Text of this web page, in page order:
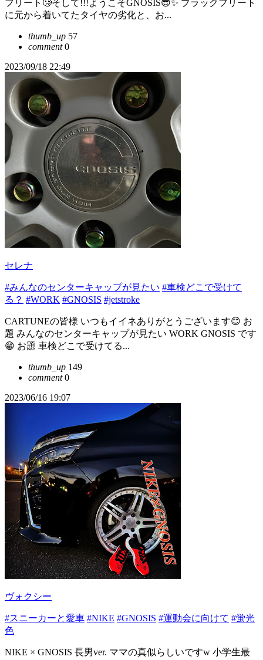
フリート🥲そして!!!ようこそGNOSIS😎✨ ブラックフリート
に元から着いてたタイヤの劣化と、お...
thumb_up 57
comment0
2023/09/18 22:49
セレナ
#みんなのセンターキャップが見たい #車検どこで受けて
る？ #WORK #GNOSIS #jetstroke
CARTUNEの皆様 いつもイイネありがとうございます😊 お
題 みんなのセンターキャップが見たい WORK GNOSIS です
😁 お題 車検どこで受けてる...
thumb_up 149
comment0
2023/06/16 19:07
ヴォクシー
#スニーカーと愛車 #NIKE #GNOSIS #運動会に向けて #蛍光
色
NIKE × GNOSIS 長男ver. ママの真似らしいですw 小学生最